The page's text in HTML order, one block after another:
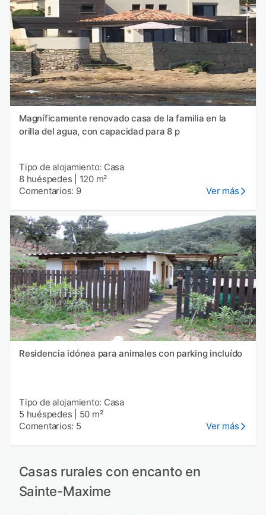
Magníficamente renovado casa de la familia en la
orilla del agua, con capacidad para 8 p
Tipo de alojamiento: Casa
8 huéspedes
120 m²
Comentarios: 9
Ver más
Residencia idónea para animales con parking incluído
Tipo de alojamiento: Casa
5 huéspedes
50 m²
Comentarios: 5
Ver más
Casas rurales con encanto en
Sainte-Maxime